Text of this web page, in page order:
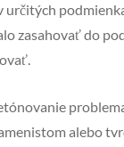
zasahovať do
alebo